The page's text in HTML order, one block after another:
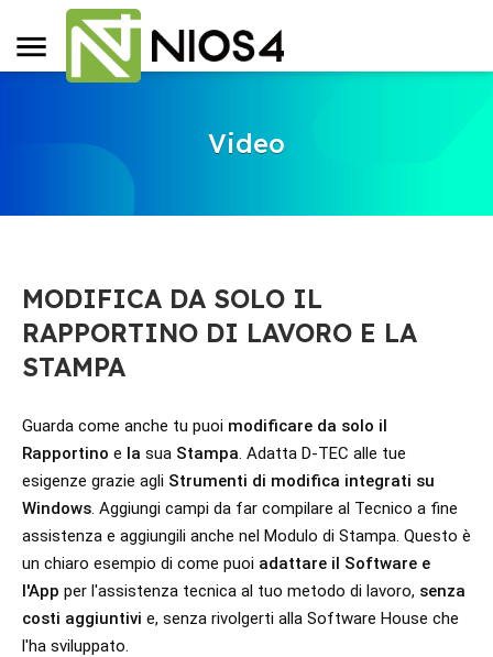
Video
MODIFICA DA SOLO IL
RAPPORTINO DI LAVORO E LA
STAMPA
Guarda come anche tu puoi modificare da solo il
Rapportino e la sua Stampa. Adatta D-TEC alle tue
esigenze grazie agli Strumenti di modifica integrati su
Windows. Aggiungi campi da far compilare al Tecnico a fine
assistenza e aggiungili anche nel Modulo di Stampa. Questo è
un chiaro esempio di come puoi adattare il Software e
l'App per l'assistenza tecnica al tuo metodo di lavoro, senza
costi aggiuntivi e, senza rivolgerti alla Software House che
l'ha sviluppato.